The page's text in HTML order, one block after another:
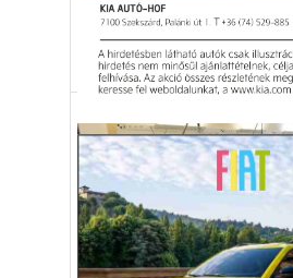
pártok között az ellenzék
választás ellenzéki lista
Egészség-életmód